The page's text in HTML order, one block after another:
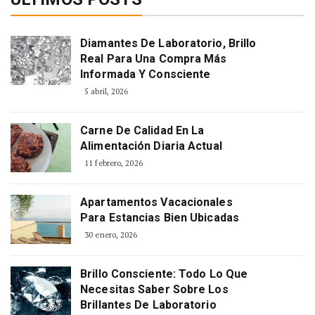
Diamantes De Laboratorio, Brillo
Real Para Una Compra Más
Informada Y Consciente
5 abril, 2026
Carne De Calidad En La
Alimentación Diaria Actual
11 febrero, 2026
Apartamentos Vacacionales
Para Estancias Bien Ubicadas
30 enero, 2026
Brillo Consciente: Todo Lo Que
Necesitas Saber Sobre Los
Brillantes De Laboratorio